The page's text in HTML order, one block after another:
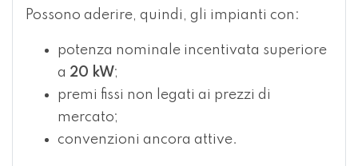
Possono aderire, quindi, gli impianti con:
potenza nominale incentivata superiore
a 20 kW;
premi fissi non legati ai prezzi di
mercato;
convenzioni ancora attive.